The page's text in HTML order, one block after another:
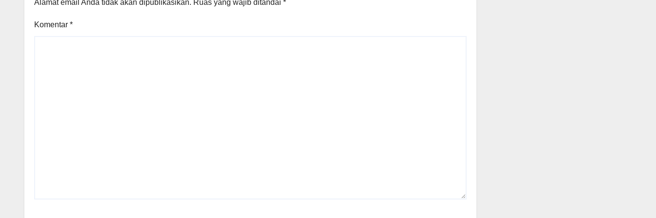
Alamat email Anda tidak akan dipublikasikan. Ruas yang wajib ditandai *
Komentar *